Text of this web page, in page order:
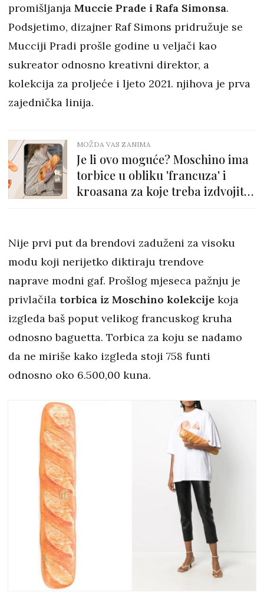
promišljanja Muccie Prade i Rafa Simonsa.
Podsjetimo, dizajner Raf Simons pridružuje se
Mucciji Pradi prošle godine u veljači kao
sukreator odnosno kreativni direktor, a
kolekcija za proljeće i ljeto 2021. njihova je prva
zajednička linija.
MOŽDA VAS ZANIMA
Je li ovo moguće? Moschino ima
torbice u obliku 'francuza' i
kroasana za koje treba izdvojiti
Nije prvi put da brendovi zaduženi za visoku
modu koji nerijetko diktiraju trendove
naprave modni gaf. Prošlog mjeseca pažnju je
privlačila torbica iz Moschino kolekcije koja
izgleda baš poput velikog francuskog kruha
odnosno baguetta. Torbica za koju se nadamo
da ne miriše kako izgleda stoji 758 funti
odnosno oko 6.500,00 kuna.